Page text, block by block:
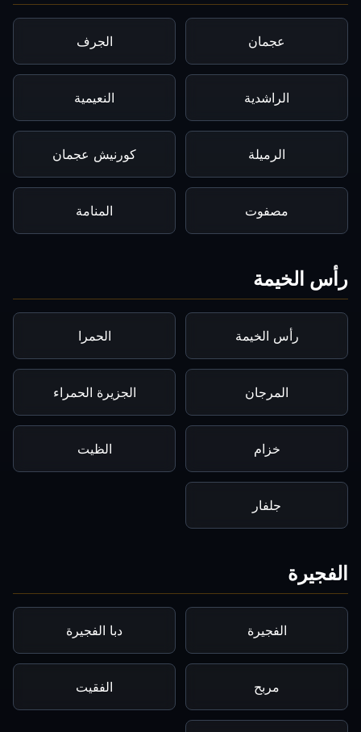
عجمان الجرف
الراشدية النعيمية
الرميلة كورنيش عجمان
مصفوت المنامة
رأس الخيمة
رأس الخيمة الحمرا
المرجان الجزيرة الحمراء
خزام الظيت
جلفار
الفجيرة
الفجيرة دبا الفجيرة
مربح الفقيت